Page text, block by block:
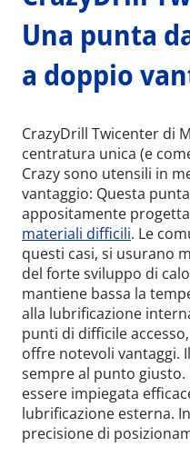
Una punta
a doppio
CrazyDrill Twicenter di
centratura unica (e
Crazy sono utensili in
vantaggio: Questa
appositamente
materiali difficili. Le
questi casi, si usurano
del forte sviluppo di
mantiene bassa la
alla lubrificazione
punti di difficile
offre notevoli vantaggi.
sempre al punto
essere impiegata
lubrificazione esterna.
precisione di